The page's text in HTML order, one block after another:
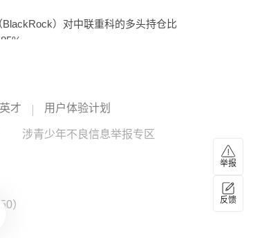
BlackRock）对中联重科的多头持仓比
才 用户体验计划
涉青少年不良信息举报专区
）
举报
反馈